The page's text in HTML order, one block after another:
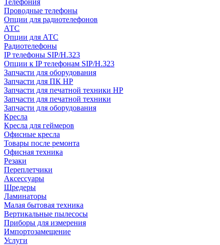
Телефония
Проводные телефоны
Опции для радиотелефонов
АТС
Опции для АТС
Радиотелефоны
IP телефоны SIP/H.323
Опции к IP телефонам SIP/H.323
Запчасти для оборудования
Запчасти для ПК HP
Запчасти для печатной техники HP
Запчасти для печатной техники
Запчасти для оборудования
Кресла
Кресла для геймеров
Офисные кресла
Товары после ремонта
Офисная техника
Резаки
Переплетчики
Аксессуары
Шредеры
Ламинаторы
Малая бытовая техника
Вертикальные пылесосы
Приборы для измерения
Импортозамещение
Услуги